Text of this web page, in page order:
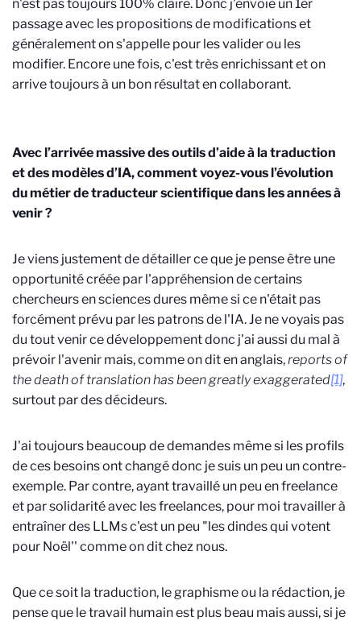
n'est pas toujours 100% claire. Donc j'envoie un 1er
passage avec les propositions de modifications et
généralement on s'appelle pour les valider ou les
modifier. Encore une fois, c'est très enrichissant et on
arrive toujours à un bon résultat en collaborant.
Avec l’arrivée massive des outils d’aide à la traduction
et des modèles d’IA, comment voyez-vous l’évolution
du métier de traducteur scientifique dans les années à
venir ?
Je viens justement de détailler ce que je pense être une
opportunité créée par l'appréhension de certains
chercheurs en sciences dures même si ce n'était pas
forcément prévu par les patrons de l'IA. Je ne voyais pas
du tout venir ce développement donc j'ai aussi du mal à
prévoir l'avenir mais, comme on dit en anglais,reports of
the death of translation has been greatly exaggerated[1],
surtout par des décideurs.
J'ai toujours beaucoup de demandes même si les profils
de ces besoins ont changé donc je suis un peu un contre-
exemple. Par contre, ayant travaillé un peu en freelance
et par solidarité avec les freelances, pour moi travailler à
entraîner des LLMs c'est un peu "les dindes qui votent
pour Noël'' comme on dit chez nous.
Que ce soit la traduction, le graphisme ou la rédaction, je
pense que le travail humain est plus beau mais aussi, si je